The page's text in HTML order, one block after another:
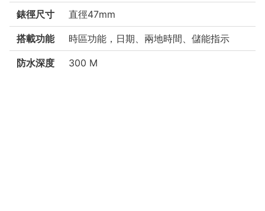
錶徑尺寸 直徑47mm
搭載功能 時區功能，日期、兩地時間、儲能指示
防水深度 300 M